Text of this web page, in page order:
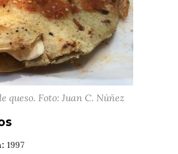
queso. Foto: Juan C. Núñez
1997